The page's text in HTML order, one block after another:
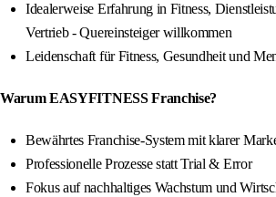
Idealerweise Erfahrung in Fitness,
Vertrieb - Quereinsteiger willkommen
Leidenschaft für Fitness, Gesundheit und
Warum EASYFITNESS Franchise?
Bewährtes Franchise-System mit klarer
Professionelle Prozesse statt Trial & Error
Fokus auf nachhaltiges Wachstum und